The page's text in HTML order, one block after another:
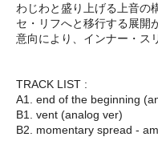
わじわと盛り上げる上音の
セ・リフへと移行する展開
意向により、インナー・ス
TRACK LIST :
A1. end of the beginning
B1. vent (analog ver)
B2. momentary spread -